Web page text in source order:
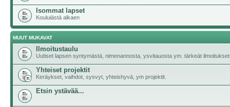
Isommat lapset
Kouluiästä alkaen
MUUT MUKAVAT
Ilmoitustaulu
Uutiset lapsen syntymästä, nimenannosta, ysvitauosta ym. tärkeät ilmoitukset
Yhteiset projektit
Keräykset, vaihdot, sysvyt, yhteishyvä, ym projektit.
Etsin ystävää...